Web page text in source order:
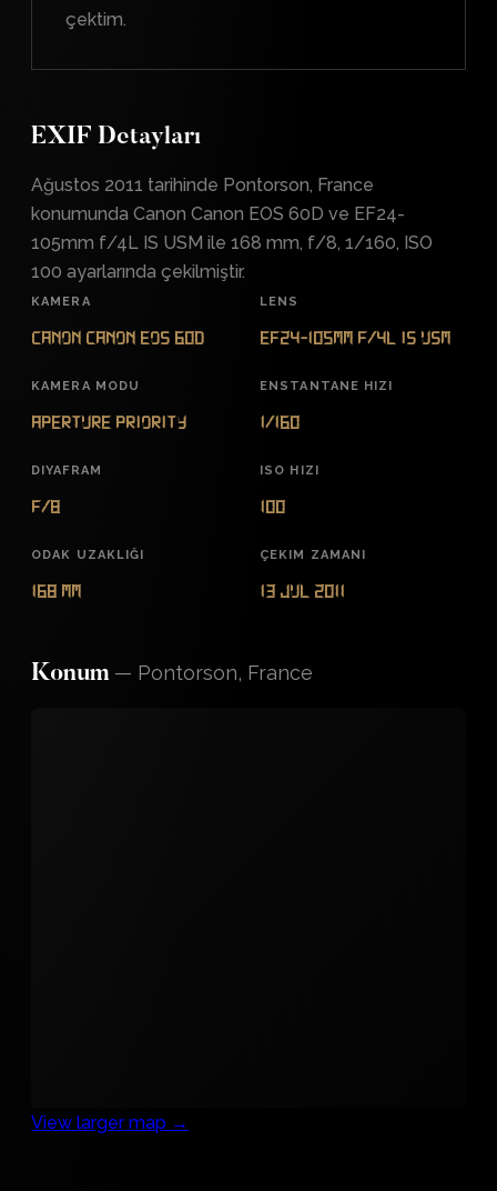
çektim.
EXIF Detayları
Ağustos 2011 tarihinde Pontorson, France
konumunda Canon Canon EOS 60D ve EF24-
105mm f/4L IS USM ile 168 mm, f/8, 1/160, ISO
100 ayarlarında çekilmiştir.
KAMERA
Canon Canon EOS 60D
LENS
EF24-105mm f/4L IS USM
KAMERA MODU
Aperture Priority
ENSTANTANE HIZI
1/160
DIYAFRAM
f/8
ISO HIZI
100
ODAK UZAKLIĞI
168 mm
ÇEKIM ZAMANI
13 Jul 2011
Konum — Pontorson, France
View larger map →